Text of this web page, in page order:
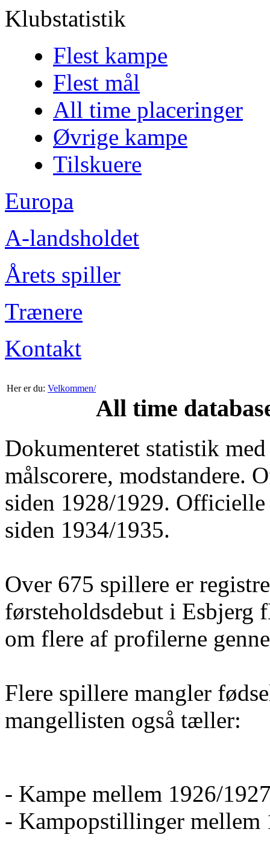
Klubstatistik
Flest kampe
Flest mål
All time placeringer
Øvrige kampe
Tilskuere
Europa
A-landsholdet
Årets spiller
Trænere
Kontakt
Her er du: Velkommen/
All time
Dokumenteret statistik
målscorere, modstandere.
siden 1928/1929.
siden 1934/1935.
Over 675 spillere er
førsteholdsdebut i Esbjerg
om flere af profilerne
Flere spillere mangler
mangellisten også tæller:
- Kampe mellem 1926/
- Kampopstillinger mellem